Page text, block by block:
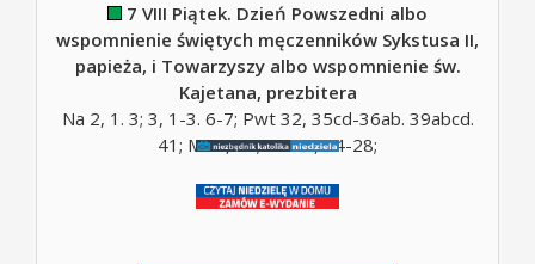
7 VIII Piątek. Dzień Powszedni albo
wspomnienie świętych męczenników Sykstusa II,
papieża, i Towarzyszy albo wspomnienie św.
Kajetana, prezbitera
Na 2, 1. 3; 3, 1-3. 6-7; Pwt 32, 35cd-36ab. 39abcd.
41; Mt 5, 10; Mt 16, 24-28;